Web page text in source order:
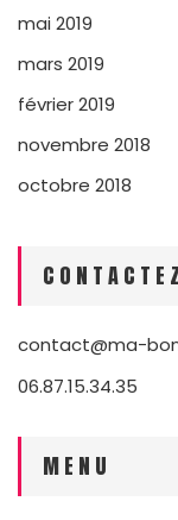
mai 2019
mars 2019
février 2019
novembre 2018
octobre 2018
contact@ma-
06.87.15.34.35
MENU